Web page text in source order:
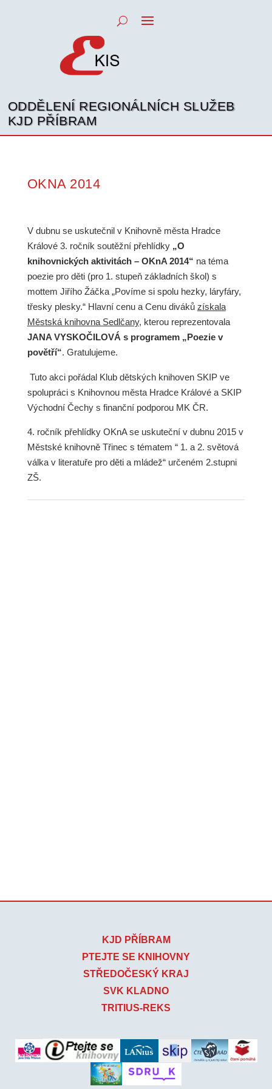
ODDĚLENÍ REGIONÁLNÍCH SLUŽEB
KJD PŘÍBRAM
OKNA 2014
V dubnu se uskutečnil v Knihovně města Hradce
Králové 3. ročník soutěžní přehlídky„O
knihovnických aktivitách – OKnA 2014“ na téma
poezie pro děti (pro 1. stupeň základních škol) s
mottem Jiřího Žáčka „Povíme si spolu hezky, láryfáry,
třesky plesky.“ Hlavní cenu a Cenu diváků získala
Městská knihovna Sedlčany, kterou reprezentovala
JANA VYSKOČILOVÁ s programem „Poezie v
povětří“. Gratulujeme.
Tuto akci pořádal Klub dětských knihoven SKIP ve
spolupráci s Knihovnou města Hradce Králové a SKIP
Východní Čechy s finanční podporou MK ČR.
4. ročník přehlídky OKnA se uskuteční v dubnu 2015 v
Městské knihovně Třinec s tématem “ 1. a 2. světová
válka v literatuře pro děti a mládež“ určeném 2.stupni
ZŠ.
KJD PŘÍBRAM
PTEJTE SE KNIHOVNY
STŘEDOČESKÝ KRAJ
SVK KLADNO
TRITIUS-REKS